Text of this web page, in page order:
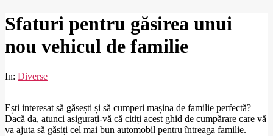
Sfaturi pentru găsirea unui
nou vehicul de familie
In: Diverse
Ești interesat să găsești și să cumperi mașina de familie perfectă?
Dacă da, atunci asigurați-vă că citiți acest ghid de cumpărare care vă
va ajuta să găsiți cel mai bun automobil pentru întreaga familie.